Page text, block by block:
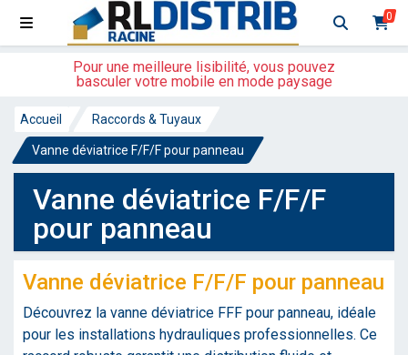
0
Pour une meilleure lisibilité, vous pouvez
basculer votre mobile en mode paysage
Accueil Raccords & Tuyaux
Vanne déviatrice F/F/F pour panneau
Vanne déviatrice F/F/F
pour panneau
Vanne déviatrice F/F/F pour panneau
Découvrez la vanne déviatrice FFF pour panneau, idéale
pour les installations hydrauliques professionnelles. Ce